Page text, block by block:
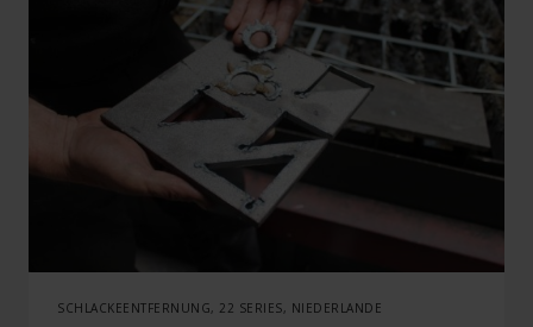
SCHLACKEENTFERNUNG, 22 SERIES, NIEDERLANDE